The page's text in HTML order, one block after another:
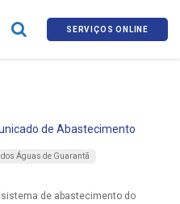
SERVIÇOS ONLINE
de Abastecimento
Águas de Guarantã
de abastecimento do